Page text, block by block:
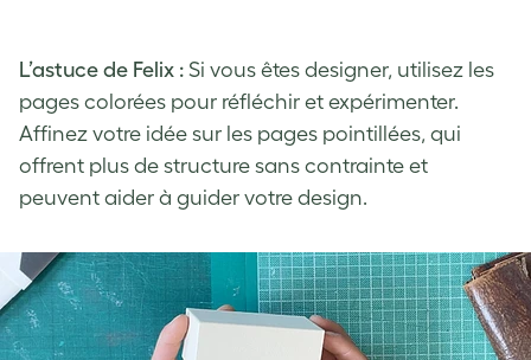
L’astuce de Felix : Si vous êtes designer, utilisez les
pages colorées pour réfléchir et expérimenter.
Affinez votre idée sur les pages pointillées, qui
offrent plus de structure sans contrainte et
peuvent aider à guider votre design.